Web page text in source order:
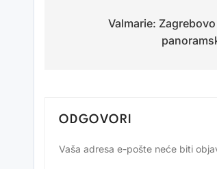
Valmarie:
ODGOVORI
Vaša adresa e-pošte neće biti
Alternative: